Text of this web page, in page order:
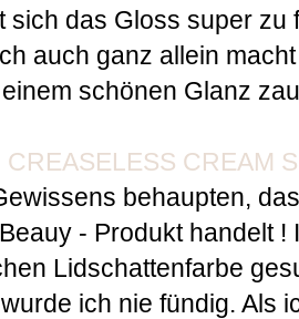
sich das Gloss super zu
auch ganz allein
schönen Glanz
CREASELESS CREAM
behaupten,
- Produkt handelt
Lidschattenfarbe
ich nie fündig. Als